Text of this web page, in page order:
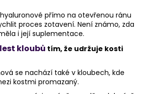
přímo na otevřenou ránu
proces zotavení. Není známo, zda
i její suplementace.
kloubů tím, že udržuje kosti
se nachází také v kloubech, kde
kostmi promazaný.